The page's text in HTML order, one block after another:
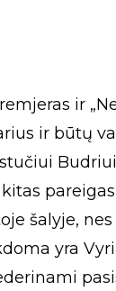
ir
ir būtų
šalyje,
yra